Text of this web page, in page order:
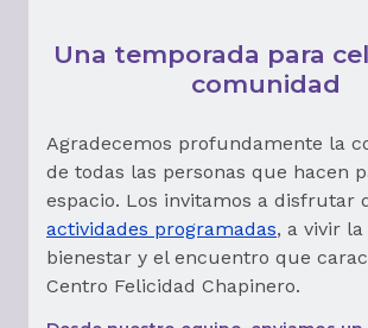
Una temporada para
comunidad
Agradecemos profundamente la
de todas las personas que hacen
espacio. Los invitamos a disfrutar
actividades programadas, a vivir
bienestar y el encuentro que
Centro Felicidad Chapinero.